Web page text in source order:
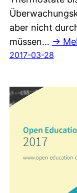
aber nicht
müssen… →
2017-03-28